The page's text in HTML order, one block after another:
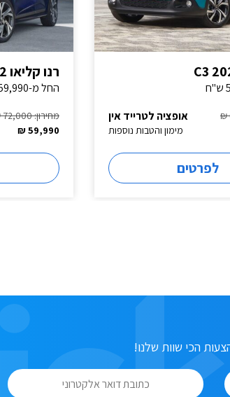
אופציה לטרייד אין
מימון והטבות נוספות
לפרטים
רנו קליאו 2022
החל מ-59,990 ש"ח
מחירון: 72,000 ₪
59,990 ₪
הכי שוות שלנו!